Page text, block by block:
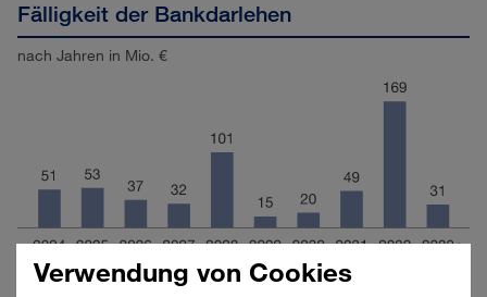
Fälligkeit der Bankdarlehen
nach Jahren in Mio. €
Verwendung von Cookies